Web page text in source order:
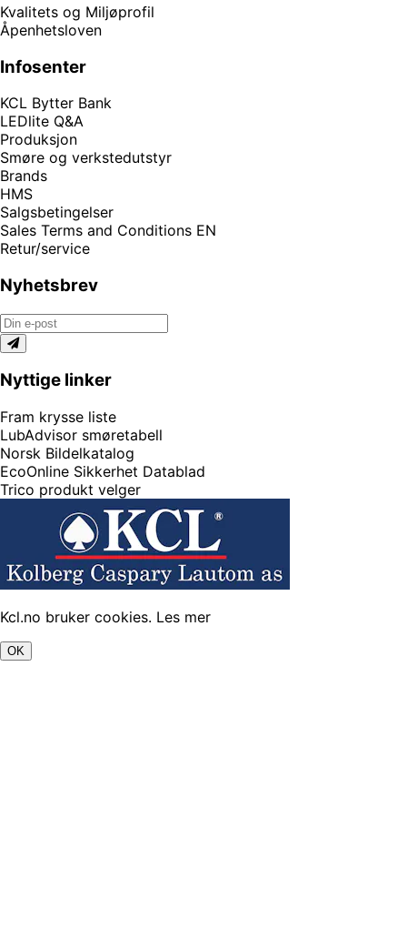
Kvalitets og Miljøprofil
Åpenhetsloven
Infosenter
KCL Bytter Bank
LEDlite Q&A
Produksjon
Smøre og verkstedutstyr
Brands
HMS
Salgsbetingelser
Sales Terms and Conditions EN
Retur/service
Nyhetsbrev
Nyttige linker
Fram krysse liste
LubAdvisor smøretabell
Norsk Bildelkatalog
EcoOnline Sikkerhet Datablad
Trico produkt velger
Kcl.no bruker cookies. Les mer
OK